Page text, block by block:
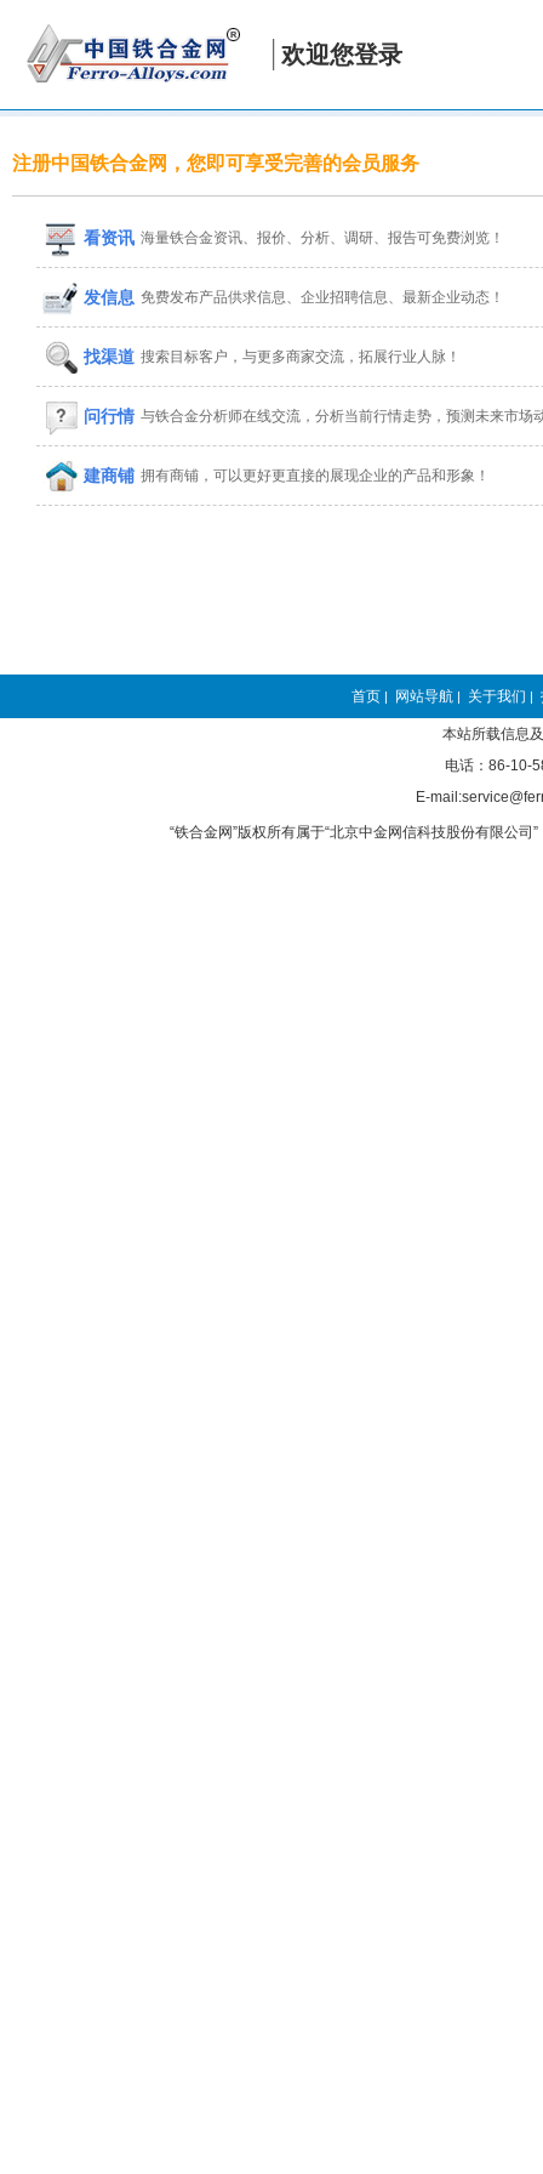
欢迎您登录
注册中国铁合金网，您即可享受完善的会员服务
看资讯 海量铁合金资讯、报价、分析、调研、报告可免费浏览！
发信息 免费发布产品供求信息、企业招聘信息、最新企业动态！
找渠道 搜索目标客户，与更多商家交流，拓展行业人脉！
问行情 与铁合金分析师在线交流，分析当前行情走势，预测未来市场
建商铺 拥有商铺，可以更好更直接的展现企业的产品和形象！
首页 | 网站导航 | 关于我们 |
本站所载信息
电话：86-10-
E-
“铁合金网”版权所有属于“北京中金网信科技股份有限公司